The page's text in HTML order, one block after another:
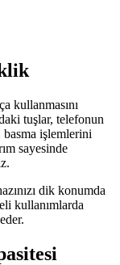
kullanmasını
tuşlar, telefonun
işlemlerini
sayesinde
dik konumda
kullanımlarda